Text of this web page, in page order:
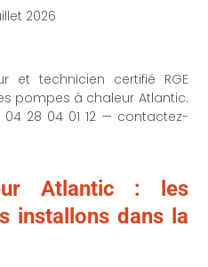
2026
et technicien certifié RGE
pompes à chaleur Atlantic.
28 04 01 12 — contactez-
Atlantic : les
installons dans la